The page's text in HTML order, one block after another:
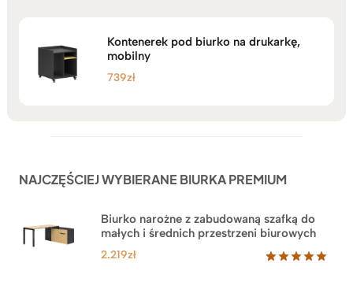
Kontenerek pod biurko na drukarkę,
mobilny
739zł
NAJCZĘŚCIEJ WYBIERANE BIURKA PREMIUM
Biurko narożne z zabudowaną szafką do
małych i średnich przestrzeni biurowych
2.219zł